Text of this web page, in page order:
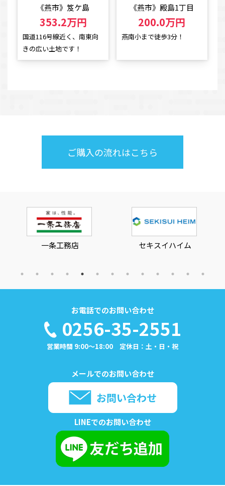
《燕市》笈ケ島
353.2万円
国道116号線近く、南東向
きの広い土地です！
《燕市》殿島1丁目
200.0万円
燕南小まで徒歩3分！
ご購入の流れはこちら
一条工務店 セキスイハイム
お電話でのお問い合わせ
0256-35-2551
営業時間 9:00～18:00 定休日：土・日・祝
メールでのお問い合わせ
お問い合わせ
LINEでのお問い合わせ